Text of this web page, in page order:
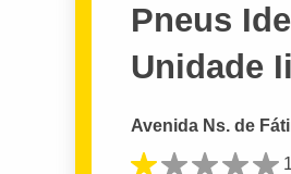
Pneus
Unidade Ii
Avenida Ns. de